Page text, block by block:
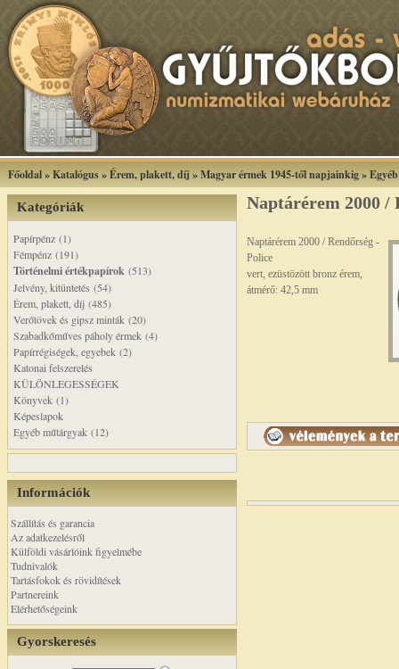
Főoldal»Katalógus»Érem, plakett, díj »Magyar érmek 1945-től napjainkig»Egyéb
Kategóriák
Papírpénz (1)
Fémpénz (191)
Történelmi értékpapírok (513)
Jelvény, kitüntetés (54)
Érem, plakett, díj (485)
Verőtövek és gipsz minták (20)
Szabadkőműves páholy érmek (4)
Papírrégiségek, egyebek (2)
Katonai felszerelés
KÜLÖNLEGESSÉGEK
Könyvek (1)
Képeslapok
Egyéb műtárgyak (12)
Információk
Szállítás és garancia
Az adatkezelésről
Külföldi vásárlóink figyelmébe
Tudnivalók
Tartásfokok és rövidítések
Partnereink
Elérhetőségeink
Gyorskeresés
Naptárérem 2000 /
Naptárérem 2000 / Rendőrség -
Police
vert, ezüstözött bronz érem,
átmérő: 42,5 mm